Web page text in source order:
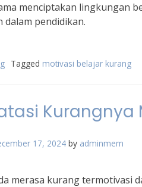
menciptakan lingkungan
dalam pendidikan.
Tagged motivasi belajar kurang
Kurangnya
17, 2024 by adminmem
merasa kurang termotivasi